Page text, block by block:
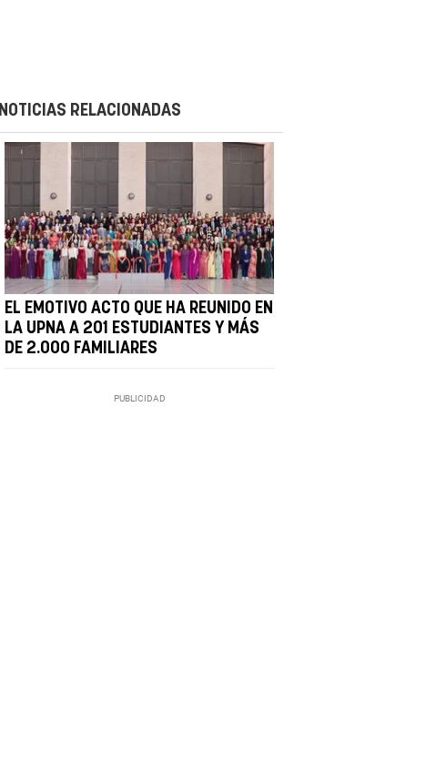
NOTICIAS RELACIONADAS
EL EMOTIVO ACTO QUE HA REUNIDO EN
LA UPNA A 201 ESTUDIANTES Y MÁS
DE 2.000 FAMILIARES